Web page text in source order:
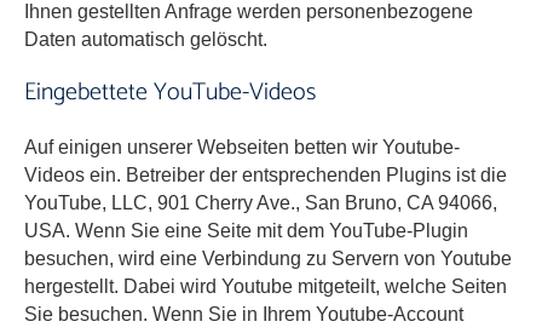
Ihnen gestellten Anfrage werden personenbezogene
Daten automatisch gelöscht.
Eingebettete YouTube-Videos
Auf einigen unserer Webseiten betten wir Youtube-
Videos ein. Betreiber der entsprechenden Plugins ist die
YouTube, LLC, 901 Cherry Ave., San Bruno, CA 94066,
USA. Wenn Sie eine Seite mit dem YouTube-Plugin
besuchen, wird eine Verbindung zu Servern von Youtube
hergestellt. Dabei wird Youtube mitgeteilt, welche Seiten
Sie besuchen. Wenn Sie in Ihrem Youtube-Account